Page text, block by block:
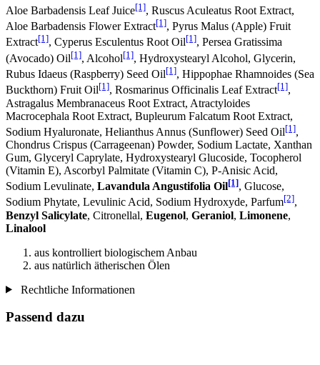
Aloe Barbadensis Leaf Juice[1], Ruscus Aculeatus Root Extract,
Aloe Barbadensis Flower Extract[1], Pyrus Malus (Apple) Fruit
Extract[1], Cyperus Esculentus Root Oil[1], Persea Gratissima
(Avocado) Oil[1], Alcohol[1], Hydroxystearyl Alcohol, Glycerin,
Rubus Idaeus (Raspberry) Seed Oil[1], Hippophae Rhamnoides (Sea
Buckthorn) Fruit Oil[1], Rosmarinus Officinalis Leaf Extract[1],
Astragalus Membranaceus Root Extract, Atractyloides
Macrocephala Root Extract, Bupleurum Falcatum Root Extract,
Sodium Hyaluronate, Helianthus Annus (Sunflower) Seed Oil[1],
Chondrus Crispus (Carrageenan) Powder, Sodium Lactate, Xanthan
Gum, Glyceryl Caprylate, Hydroxystearyl Glucoside, Tocopherol
(Vitamin E), Ascorbyl Palmitate (Vitamin C), P-Anisic Acid,
Sodium Levulinate, Lavandula Angustifolia Oil[1], Glucose,
Sodium Phytate, Levulinic Acid, Sodium Hydroxyde, Parfum[2],
Benzyl Salicylate, Citronellal, Eugenol, Geraniol, Limonene,
Linalool
aus kontrolliert biologischem Anbau
aus natürlich ätherischen Ölen
Rechtliche Informationen
Passend dazu